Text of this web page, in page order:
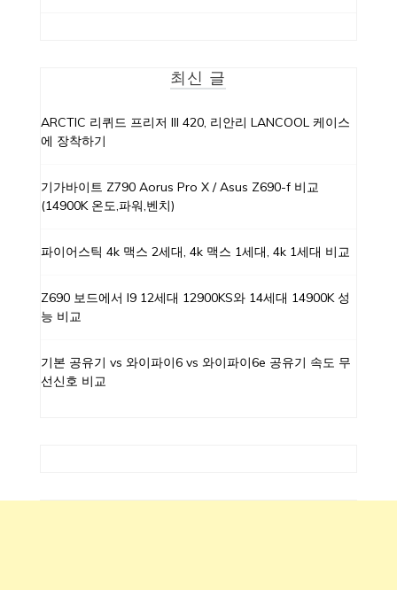
최신 글
ARCTIC 리퀴드 프리저 III 420, 리안리 LANCOOL 케이스
에 장착하기
기가바이트 Z790 Aorus Pro X / Asus Z690-f 비교
(14900K 온도,파워,벤치)
파이어스틱 4k 맥스 2세대, 4k 맥스 1세대, 4k 1세대 비교
Z690 보드에서 I9 12세대 12900KS와 14세대 14900K 성
능 비교
기본 공유기 vs 와이파이6 vs 와이파이6e 공유기 속도 무
선신호 비교